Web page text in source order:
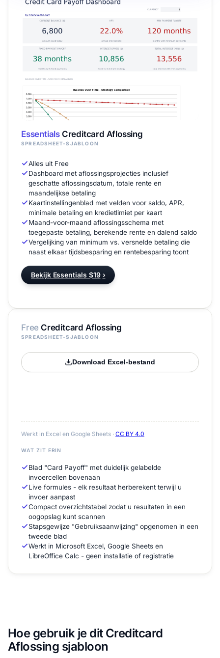
Free Creditcard Aflossing
SPREADSHEET-SJABLOON
Download Excel-bestand
Werkt in Excel en Google Sheets · CC BY 4.0
WAT ZIT ERIN
Blad "Card Payoff" met duidelijk gelabelde
invoercellen bovenaan
Live formules - elk resultaat herberekent terwijl u
invoer aanpast
Compact overzichtstabel zodat u resultaten in een
oogopslag kunt scannen
Stapsgewijze "Gebruiksaanwijzing" opgenomen in een
tweede blad
Werkt in Microsoft Excel, Google Sheets en
LibreOffice Calc - geen installatie of registratie
EssentialsCreditcard Aflossing
SPREADSHEET-SJABLOON
Alles uit Free
Dashboard met aflossingsprojecties inclusief
geschatte aflossingsdatum, totale rente en
maandelijkse betaling
Kaartinstellingenblad met velden voor saldo, APR,
minimale betaling en kredietlimiet per kaart
Maand-voor-maand aflossingsschema met
toegepaste betaling, berekende rente en dalend saldo
Vergelijking van minimum vs. versnelde betaling die
naast elkaar tijdsbesparing en rentebesparing toont
Bekijk Essentials $19 ›
Hoe gebruik je dit Creditcard
Aflossing sjabloon